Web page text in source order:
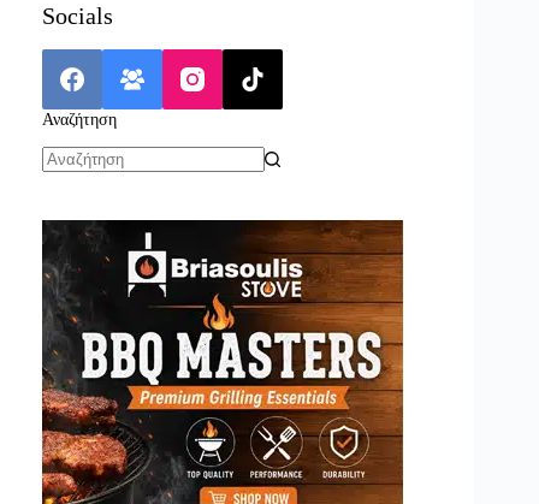
Socials
Αναζήτηση